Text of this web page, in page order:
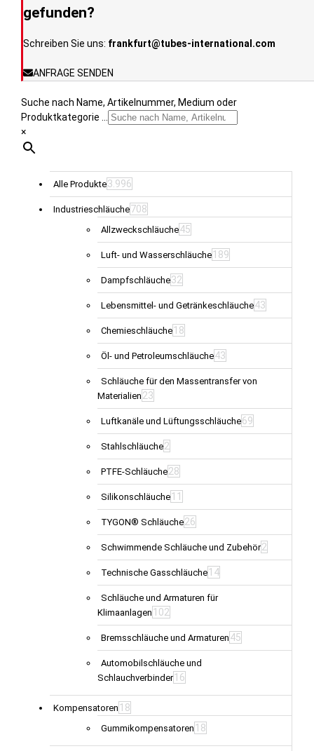
gewählt
werden
gefunden?
Schreiben Sie uns: frankfurt@tubes-international.com
ANFRAGE SENDEN
Suche nach Name, Artikelnummer, Medium oder
Produktkategorie ...
×
Alle Produkte3.996
Industrieschläuche708
Allzweckschläuche45
Luft- und Wasserschläuche 189
Dampfschläuche32
Lebensmittel- und Getränkeschläuche43
Chemieschläuche 18
Öl- und Petroleumschläuche43
Schläuche für den Massentransfer von
Materialien 23
Luftkanäle und Lüftungsschläuche69
Stahlschläuche2
PTFE-Schläuche28
Silikonschläuche 11
TYGON® Schläuche26
Schwimmende Schläuche und Zubehör2
Technische Gasschläuche 14
Schläuche und Armaturen für
Klimaanlagen 102
Bremsschläuche und Armaturen 45
Automobilschläuche und
Schlauchverbinder 16
Kompensatoren 18
Gummikompensatoren 18